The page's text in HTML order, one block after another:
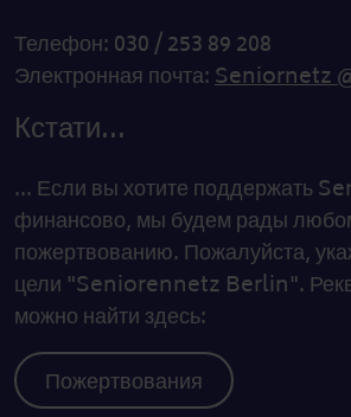
Телефон: 030 / 253 89 208
Электронная почта:Seniornetz
Кстати...
... Если вы хотите поддержать
финансово, мы будем рады
пожертвованию. Пожалуйста,
цели "Seniorennetz Berlin".
можно найти здесь:
Пожертвования